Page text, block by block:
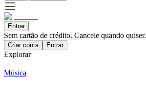
Entrar
Sem cartão de crédito. Cancele quando quiser.
Criar conta Entrar
Explorar
Música